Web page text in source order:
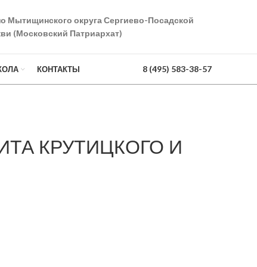
Мытищинского округа Сергиево-Посадской
(Московский Патриархат)
КОНТАКТЫ 8 (495) 583-38-57
КРУТИЦКОГО И